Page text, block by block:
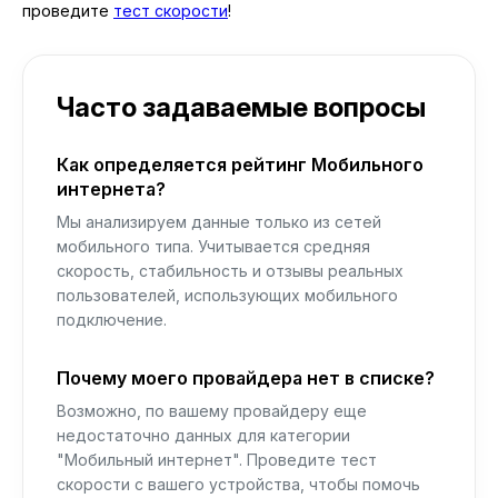
проведите тест скорости!
Часто задаваемые вопросы
Как определяется рейтинг Мобильного
интернета?
Мы анализируем данные только из сетей
мобильного типа. Учитывается средняя
скорость, стабильность и отзывы реальных
пользователей, использующих мобильного
подключение.
Почему моего провайдера нет в списке?
Возможно, по вашему провайдеру еще
недостаточно данных для категории
"Мобильный интернет". Проведите тест
скорости с вашего устройства, чтобы помочь